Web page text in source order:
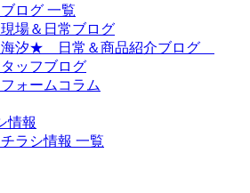
ログ 一覧
場＆日常ブログ
汐★ 日常＆商品紹介ブログ
ッフブログ
ォームコラム
情報
ラシ情報 一覧